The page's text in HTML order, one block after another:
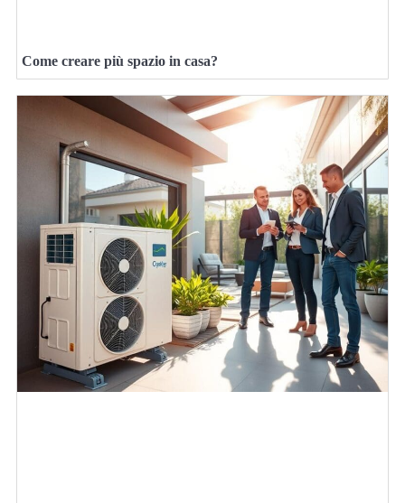
Come creare più spazio in casa?